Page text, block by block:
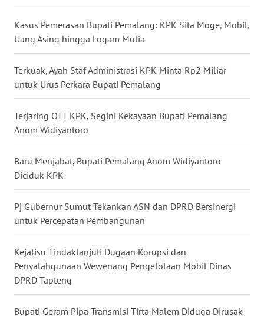
Kasus Pemerasan Bupati Pemalang: KPK Sita Moge, Mobil,
Uang Asing hingga Logam Mulia
Terkuak, Ayah Staf Administrasi KPK Minta Rp2 Miliar
untuk Urus Perkara Bupati Pemalang
Terjaring OTT KPK, Segini Kekayaan Bupati Pemalang
Anom Widiyantoro
Baru Menjabat, Bupati Pemalang Anom Widiyantoro
Diciduk KPK
Pj Gubernur Sumut Tekankan ASN dan DPRD Bersinergi
untuk Percepatan Pembangunan
Kejatisu Tindaklanjuti Dugaan Korupsi dan
Penyalahgunaan Wewenang Pengelolaan Mobil Dinas
DPRD Tapteng
Bupati Geram Pipa Transmisi Tirta Malem Diduga Dirusak
WN
KALTIM
WN
SULSEL
GORONTALO
SULUT
MALUKU
MALUT
WN
DAIRI